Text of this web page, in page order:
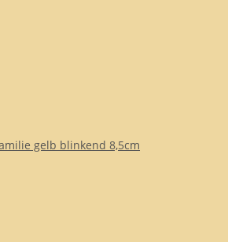
gelb blinkend 8,5cm